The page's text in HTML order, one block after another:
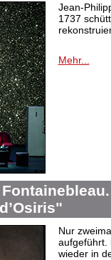
Jean-
1737
Mehr...
Nur
aufgeführt.
wieder in